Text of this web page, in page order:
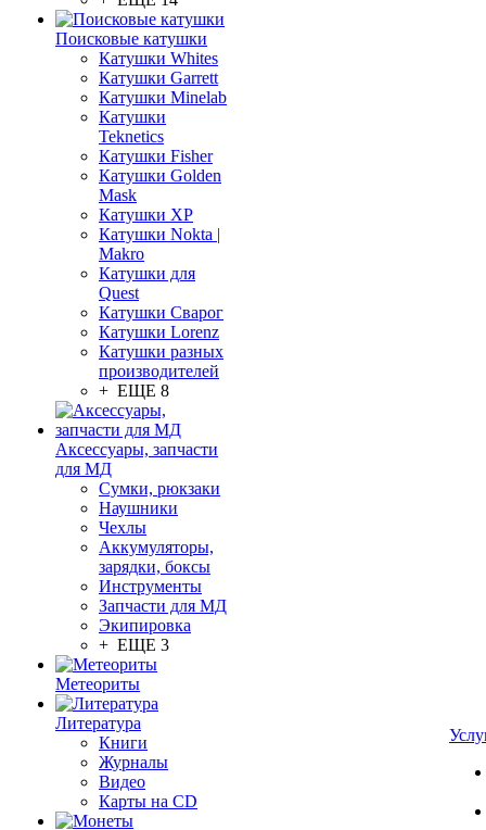
Поисковые катушки
Катушки Whites
Катушки Garrett
Катушки Minelab
Катушки
Teknetics
Катушки Fisher
Катушки Golden
Mask
Катушки XP
Катушки Nokta |
Makro
Катушки для
Quest
Катушки Сварог
Катушки Lorenz
Катушки разных
производителей
+ ЕЩЕ 8
Аксессуары, запчасти
для МД
Сумки, рюкзаки
Наушники
Чехлы
Аккумуляторы,
зарядки, боксы
Инструменты
Запчасти для МД
Экипировка
+ ЕЩЕ 3
Метеориты
Литература
Книги
Журналы
Видео
Карты на CD